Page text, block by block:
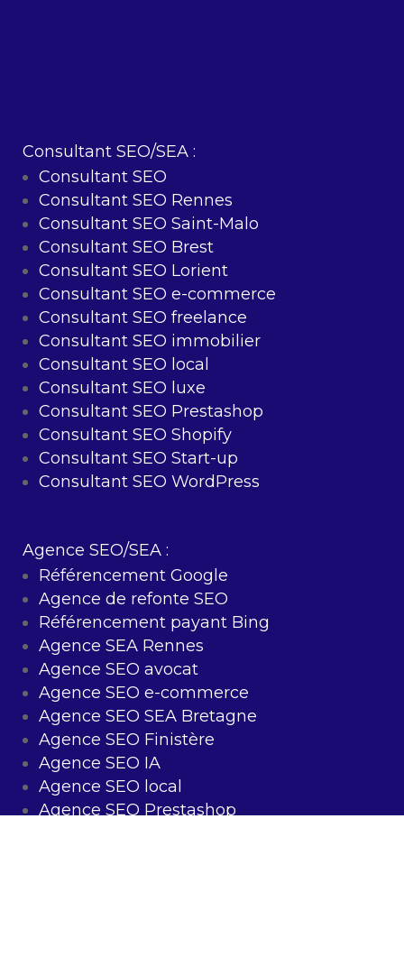
Agence SEO/SEA :
Référencement Google
Agence de refonte SEO
Référencement payant Bing
Agence SEA Rennes
Agence SEO avocat
Agence SEO e-commerce
Agence SEO SEA Bretagne
Agence SEO Finistère
Agence SEO IA
Agence SEO local
Agence SEO Prestashop
Consultant SEO/SEA :
Consultant SEO
Consultant SEO Rennes
Consultant SEO Saint-Malo
Consultant SEO Brest
Consultant SEO Lorient
Consultant SEO e-commerce
Consultant SEO freelance
Consultant SEO immobilier
Consultant SEO local
Consultant SEO luxe
Consultant SEO Prestashop
Consultant SEO Shopify
Consultant SEO Start-up
Consultant SEO WordPress